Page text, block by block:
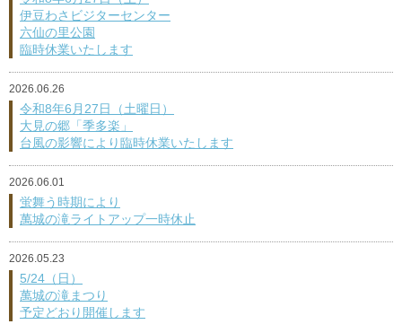
伊豆わさビジターセンター
六仙の里公園
臨時休業いたします
2026.06.26
令和8年6月27日（土曜日）
大見の郷「季多楽」
台風の影響により臨時休業いたします
2026.06.01
蛍舞う時期により
萬城の滝ライトアップ一時休止
2026.05.23
5/24（日）
萬城の滝まつり
予定どおり開催します